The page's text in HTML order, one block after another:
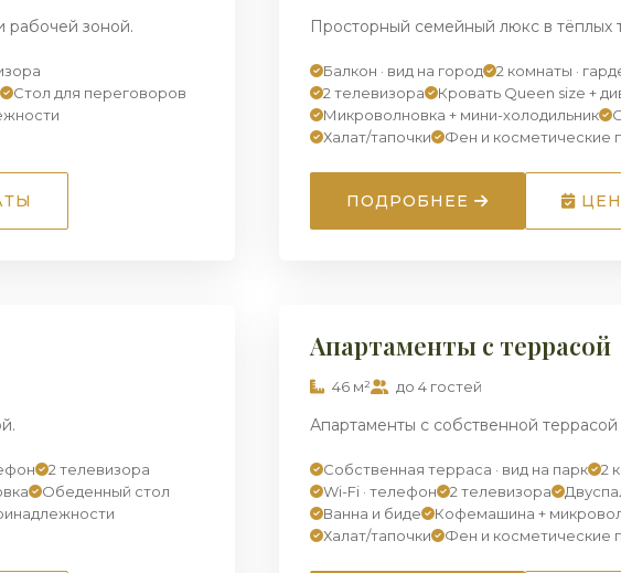
рабочей зоной.
Стол для переговоров
Просторный семейный люкс в тёплых
Балкон · вид на город 2 комнаты ·
2 телевизора
Кровать Queen size +
Микроволновка + мини-холодильник
Халат/тапочки
Фен и косметические
ПОДРОБНЕЕ
2 телевизора
Обеденный стол
ПРЕМИУМ
Апартаменты с террасой
46 м² до 4 гостей
Апартаменты с собственной
Собственная терраса · вид на парк
2
Wi-Fi · телефон
2 телевизора
Ванна и биде
Кофемашина +
Халат/тапочки
Фен и косметические